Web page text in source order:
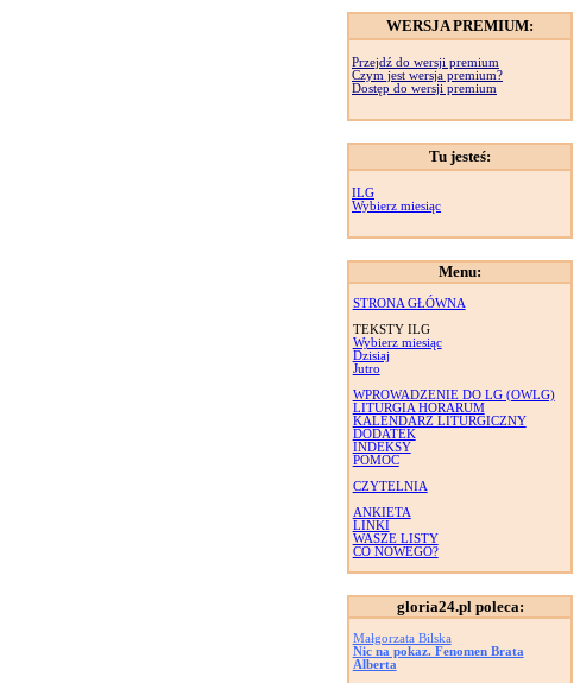
WERSJA PREMIUM:
Przejdź do wersji premium
Czym jest wersja premium?
Dostęp do wersji premium
Tu jesteś:
ILG
Wybierz miesiąc
Menu:
STRONA GŁÓWNA
TEKSTY ILG
Wybierz miesiąc
Dzisiaj
Jutro
WPROWADZENIE DO LG (OWLG)
LITURGIA HORARUM
KALENDARZ LITURGICZNY
DODATEK
INDEKSY
POMOC
CZYTELNIA
ANKIETA
LINKI
WASZE LISTY
CO NOWEGO?
gloria24.pl poleca:
Małgorzata Bilska
Nic na pokaz. Fenomen Brata
Alberta